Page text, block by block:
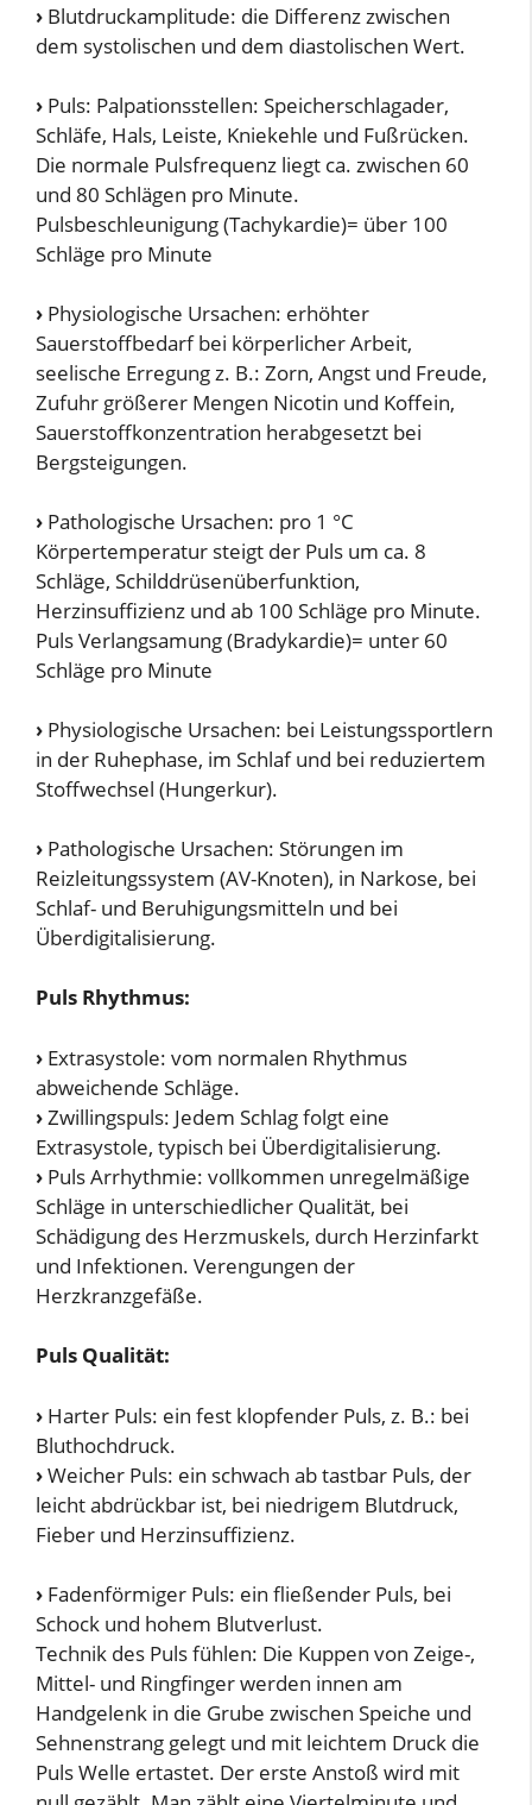
› Blutdruckamplitude: die Differenz zwischen
dem systolischen und dem diastolischen Wert.
› Puls: Palpationsstellen: Speicherschlagader,
Schläfe, Hals, Leiste, Kniekehle und Fußrücken.
Die normale Pulsfrequenz liegt ca. zwischen 60
und 80 Schlägen pro Minute.
Pulsbeschleunigung (Tachykardie)= über 100
Schläge pro Minute
› Physiologische Ursachen: erhöhter
Sauerstoffbedarf bei körperlicher Arbeit,
seelische Erregung z. B.: Zorn, Angst und Freude,
Zufuhr größerer Mengen Nicotin und Koffein,
Sauerstoffkonzentration herabgesetzt bei
Bergsteigungen.
› Pathologische Ursachen: pro 1 °C
Körpertemperatur steigt der Puls um ca. 8
Schläge, Schilddrüsenüberfunktion,
Herzinsuffizienz und ab 100 Schläge pro Minute.
Puls Verlangsamung (Bradykardie)= unter 60
Schläge pro Minute
› Physiologische Ursachen: bei Leistungssportlern
in der Ruhephase, im Schlaf und bei reduziertem
Stoffwechsel (Hungerkur).
› Pathologische Ursachen: Störungen im
Reizleitungssystem (AV-Knoten), in Narkose, bei
Schlaf- und Beruhigungsmitteln und bei
Überdigitalisierung.
Puls Rhythmus:
› Extrasystole: vom normalen Rhythmus
abweichende Schläge.
›Zwillingspuls: Jedem Schlag folgt eine
Extrasystole, typisch bei Überdigitalisierung.
› Puls Arrhythmie: vollkommen unregelmäßige
Schläge in unterschiedlicher Qualität, bei
Schädigung des Herzmuskels, durch Herzinfarkt
und Infektionen. Verengungen der
Herzkranzgefäße.
Puls Qualität:
› Harter Puls: ein fest klopfender Puls, z. B.: bei
Bluthochdruck.
›Weicher Puls: ein schwach ab tastbar Puls, der
leicht abdrückbar ist, bei niedrigem Blutdruck,
Fieber und Herzinsuffizienz.
› Fadenförmiger Puls: ein fließender Puls, bei
Schock und hohem Blutverlust.
Technik des Puls fühlen: Die Kuppen von Zeige-,
Mittel- und Ringfinger werden innen am
Handgelenk in die Grube zwischen Speiche und
Sehnenstrang gelegt und mit leichtem Druck die
Puls Welle ertastet. Der erste Anstoß wird mit